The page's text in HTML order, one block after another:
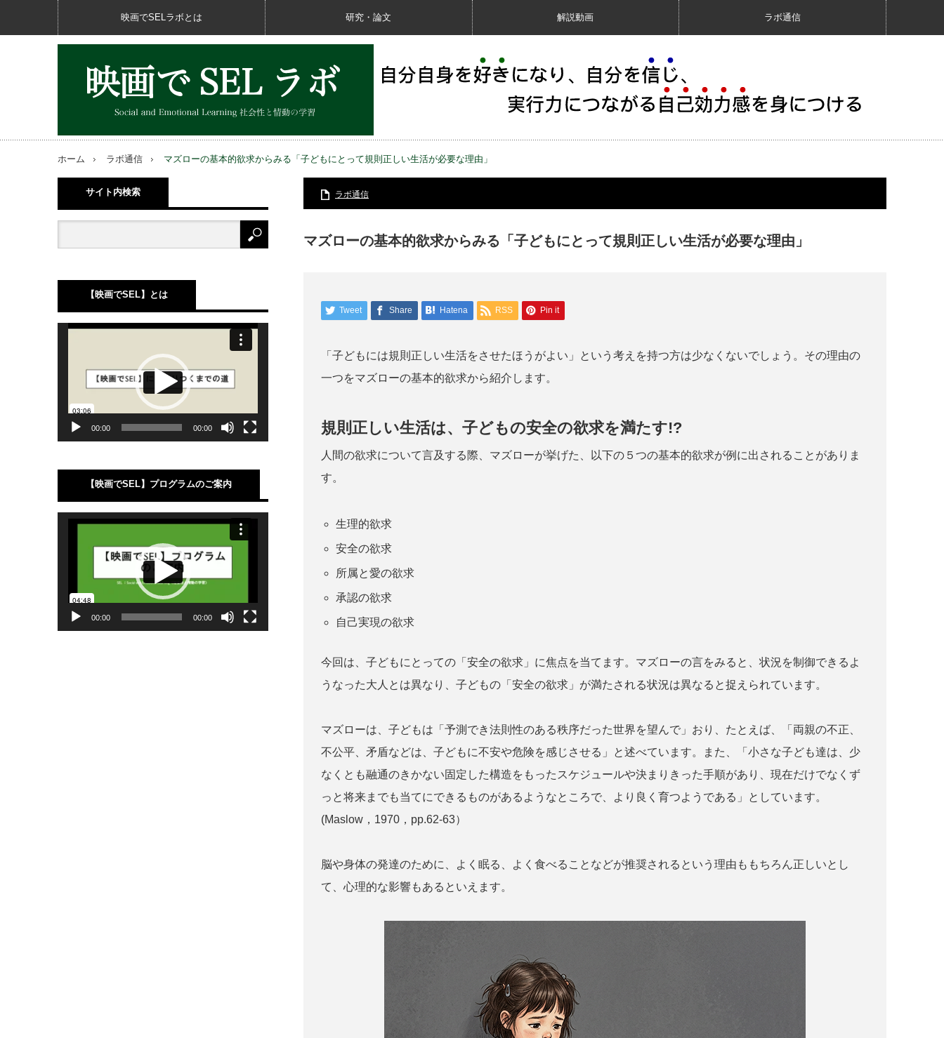
映画でSELラボとは 研究・論文 解説動画 ラボ通信
ホーム ラボ通信 マズローの基本的欲求からみる「子どもにとって規則正しい生活が必要な理由」
ラボ通信
マズローの基本的欲求からみる「子どもにとって規則正しい生活が必要な理由」
Tweet Share Hatena RSS Pin it
「子どもには規則正しい生活をさせたほうがよい」という考えを持つ方は少なくないでしょう。その理由の
一つをマズローの基本的欲求から紹介します。
規則正しい生活は、子どもの安全の欲求を満たす!?
人間の欲求について言及する際、マズローが挙げた、以下の５つの基本的欲求が例に出されることがありま
す。
生理的欲求
安全の欲求
所属と愛の欲求
承認の欲求
自己実現の欲求
今回は、子どもにとっての「安全の欲求」に焦点を当てます。マズローの言をみると、状況を制御できるよ
うなった大人とは異なり、子どもの「安全の欲求」が満たされる状況は異なると捉えられています。
マズローは、子どもは「予測でき法則性のある秩序だった世界を望んで」おり、たとえば、「両親の不正、
不公平、矛盾などは、子どもに不安や危険を感じさせる」と述べています。また、「小さな子ども達は、少
なくとも融通のきかない固定した構造をもったスケジュールや決まりきった手順があり、現在だけでなくず
っと将来までも当てにできるものがあるようなところで、より良く育つようである」としています。
(Maslow，1970，pp.62-63）
脳や身体の発達のために、よく眠る、よく食べることなどが推奨されるという理由ももちろん正しいとし
て、心理的な影響もあるといえます。
サイト内検索
【映画でSEL】とは
00:00 00:00
【映画でSEL】プログラムのご案内
動
00:00 00:00